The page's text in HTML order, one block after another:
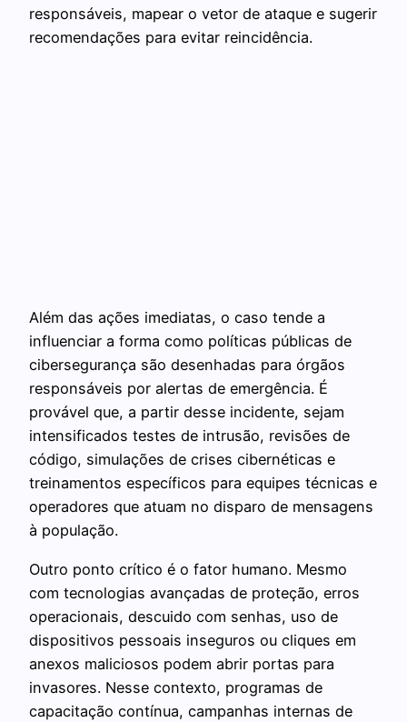
responsáveis, mapear o vetor de ataque e sugerir
recomendações para evitar reincidência.
Além das ações imediatas, o caso tende a
influenciar a forma como políticas públicas de
cibersegurança são desenhadas para órgãos
responsáveis por alertas de emergência. É
provável que, a partir desse incidente, sejam
intensificados testes de intrusão, revisões de
código, simulações de crises cibernéticas e
treinamentos específicos para equipes técnicas e
operadores que atuam no disparo de mensagens
à população.
Outro ponto crítico é o fator humano. Mesmo
com tecnologias avançadas de proteção, erros
operacionais, descuido com senhas, uso de
dispositivos pessoais inseguros ou cliques em
anexos maliciosos podem abrir portas para
invasores. Nesse contexto, programas de
capacitação contínua, campanhas internas de